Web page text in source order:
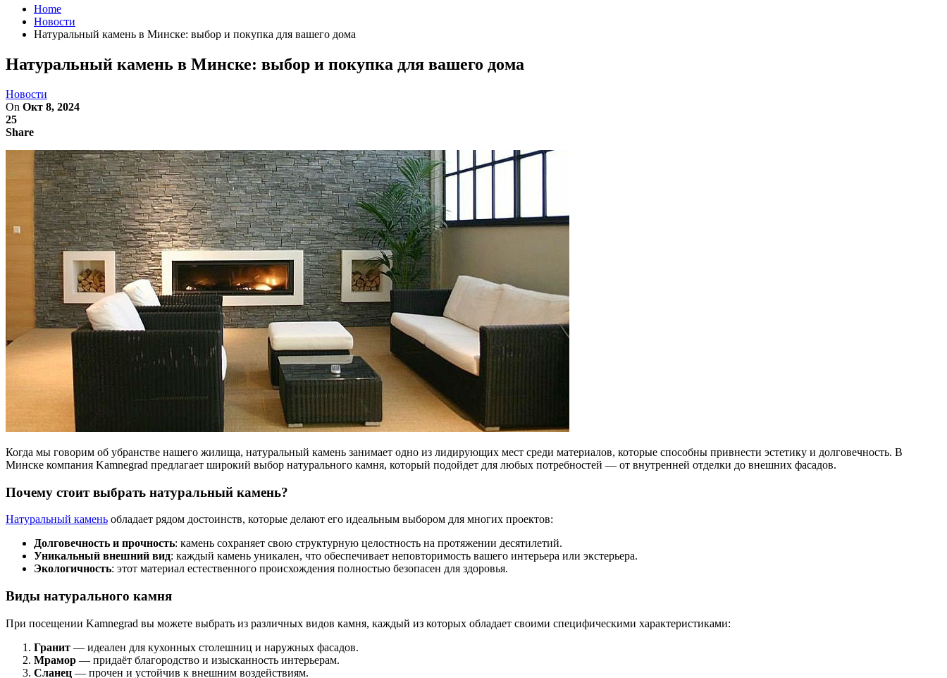
Home
Новости
Натуральный камень в Минске: выбор и покупка для вашего дома
Натуральный камень в Минске: выбор и покупка для вашего дома
Новости
On Окт 8, 2024
25
Share
Когда мы говорим об убранстве нашего жилища, натуральный камень занимает одно из лидирующих мест среди материалов, которые способны привнести эстетику и долговечность. В
Минске компания Kamnegrad предлагает широкий выбор натурального камня, который подойдет для любых потребностей — от внутренней отделки до внешних фасадов.
Почему стоит выбрать натуральный камень?
Натуральный камень обладает рядом достоинств, которые делают его идеальным выбором для многих проектов:
Долговечность и прочность: камень сохраняет свою структурную целостность на протяжении десятилетий.
Уникальный внешний вид: каждый камень уникален, что обеспечивает неповторимость вашего интерьера или экстерьера.
Экологичность: этот материал естественного происхождения полностью безопасен для здоровья.
Виды натурального камня
При посещении Kamnegrad вы можете выбрать из различных видов камня, каждый из которых обладает своими специфическими характеристиками:
Гранит — идеален для кухонных столешниц и наружных фасадов.
Мрамор — придаёт благородство и изысканность интерьерам.
Сланец — прочен и устойчив к внешним воздействиям.